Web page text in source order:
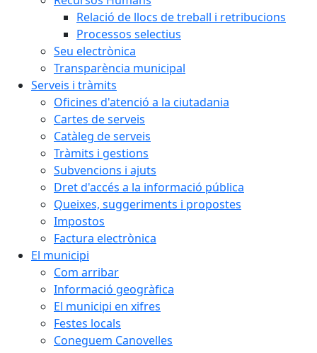
Relació de llocs de treball i retribucions
Processos selectius
Seu electrònica
Transparència municipal
Serveis i tràmits
Oficines d'atenció a la ciutadania
Cartes de serveis
Catàleg de serveis
Tràmits i gestions
Subvencions i ajuts
Dret d'accés a la informació pública
Queixes, suggeriments i propostes
Impostos
Factura electrònica
El municipi
Com arribar
Informació geogràfica
El municipi en xifres
Festes locals
Coneguem Canovelles